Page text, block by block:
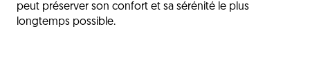
peut préserver son confort et sa sérénité le plus
longtemps possible.